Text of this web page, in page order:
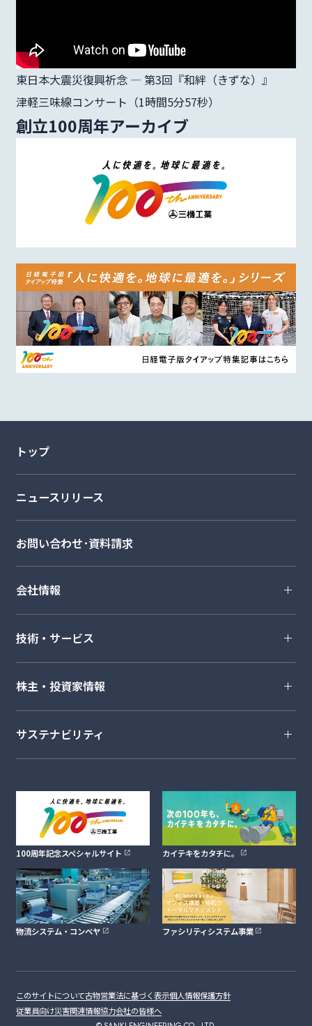
東日本大震災復興祈念 ― 第3回『和絆（きずな）』
津軽三味線コンサート（1時間5分57秒）
創立100周年アーカイブ
トップ
ニュースリリース
お問い合わせ･資料請求
会社情報
技術・サービス
株主・投資家情報
サステナビリティ
100周年記念スペシャルサイト カイテキをカタチに。
物流システム・コンベヤ ファシリティシステム事業
このサイトについて古物営業法に基づく表示個人情報保護方針
従業員向け災害関連情報協力会社の皆様へ